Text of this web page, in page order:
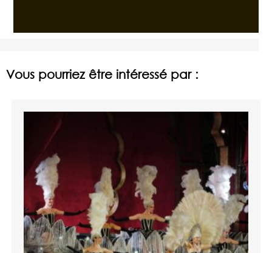
Vous pourriez être intéressé par :